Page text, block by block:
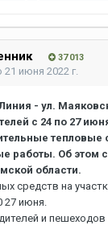
37 013
21 июня 2022 г.
- ул.
с 24 по 27
тепловые
работы. Об этом
области.
средств на
27 июня.
и пешеходов